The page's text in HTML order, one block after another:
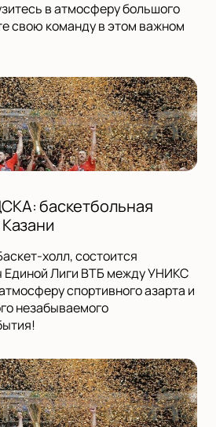
в атмосферу большого
свою команду в этом важном
баскетбольная
холл, состоится
Единой Лиги ВТБ между УНИКС
спортивного азарта и
незабываемого